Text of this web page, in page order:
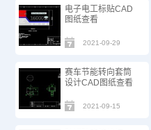
电子电工标贴CAD
图纸查看
2021-09-29
赛车节能转向套筒
设计CAD图纸查看
2021-09-15